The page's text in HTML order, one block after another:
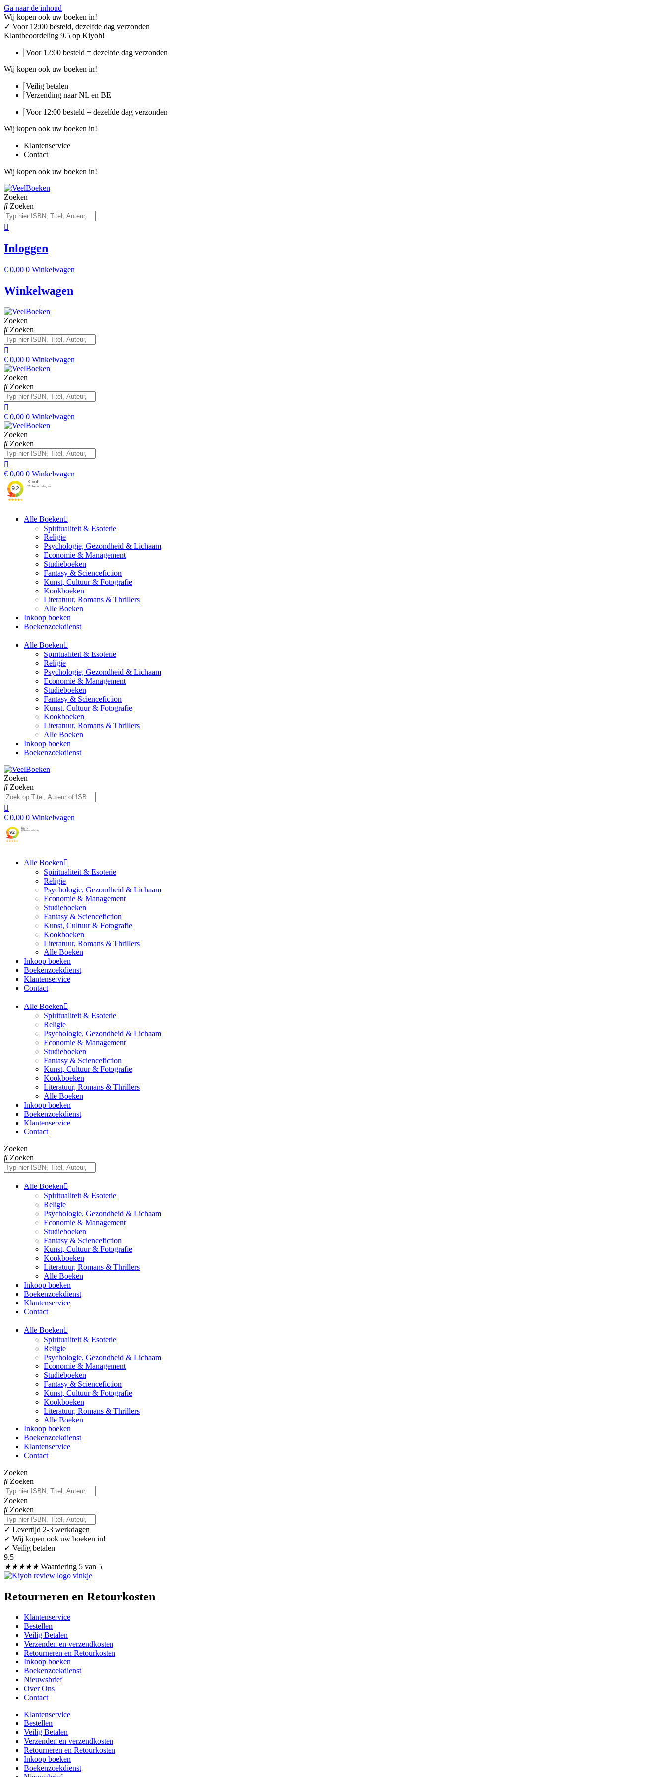
Ga naar de inhoud
Wij kopen ook uw boeken in!
✓ Voor 12:00 besteld, dezelfde dag verzonden
Klantbeoordeling 9.5 op Kiyoh!
Voor 12:00 besteld = dezelfde dag verzonden
Wij kopen ook uw boeken in!
Veilig betalen
Verzending naar NL en BE
Voor 12:00 besteld = dezelfde dag verzonden
Wij kopen ook uw boeken in!
Klantenservice
Contact
Wij kopen ook uw boeken in!
Zoeken
Zoeken
Inloggen
€ 0,00 0 Winkelwagen
Winkelwagen
Zoeken
Zoeken
€ 0,00 0 Winkelwagen
Zoeken
Zoeken
€ 0,00 0 Winkelwagen
Zoeken
Zoeken
€ 0,00 0 Winkelwagen
Alle Boeken
Spiritualiteit & Esoterie
Religie
Psychologie, Gezondheid & Lichaam
Economie & Management
Studieboeken
Fantasy & Sciencefiction
Kunst, Cultuur & Fotografie
Kookboeken
Literatuur, Romans & Thrillers
Alle Boeken
Inkoop boeken
Boekenzoekdienst
Alle Boeken
Spiritualiteit & Esoterie
Religie
Psychologie, Gezondheid & Lichaam
Economie & Management
Studieboeken
Fantasy & Sciencefiction
Kunst, Cultuur & Fotografie
Kookboeken
Literatuur, Romans & Thrillers
Alle Boeken
Inkoop boeken
Boekenzoekdienst
Zoeken
Zoeken
€ 0,00 0 Winkelwagen
Alle Boeken
Spiritualiteit & Esoterie
Religie
Psychologie, Gezondheid & Lichaam
Economie & Management
Studieboeken
Fantasy & Sciencefiction
Kunst, Cultuur & Fotografie
Kookboeken
Literatuur, Romans & Thrillers
Alle Boeken
Inkoop boeken
Boekenzoekdienst
Klantenservice
Contact
Alle Boeken
Spiritualiteit & Esoterie
Religie
Psychologie, Gezondheid & Lichaam
Economie & Management
Studieboeken
Fantasy & Sciencefiction
Kunst, Cultuur & Fotografie
Kookboeken
Literatuur, Romans & Thrillers
Alle Boeken
Inkoop boeken
Boekenzoekdienst
Klantenservice
Contact
Zoeken
Zoeken
Alle Boeken
Spiritualiteit & Esoterie
Religie
Psychologie, Gezondheid & Lichaam
Economie & Management
Studieboeken
Fantasy & Sciencefiction
Kunst, Cultuur & Fotografie
Kookboeken
Literatuur, Romans & Thrillers
Alle Boeken
Inkoop boeken
Boekenzoekdienst
Klantenservice
Contact
Alle Boeken
Spiritualiteit & Esoterie
Religie
Psychologie, Gezondheid & Lichaam
Economie & Management
Studieboeken
Fantasy & Sciencefiction
Kunst, Cultuur & Fotografie
Kookboeken
Literatuur, Romans & Thrillers
Alle Boeken
Inkoop boeken
Boekenzoekdienst
Klantenservice
Contact
Zoeken
Zoeken
Zoeken
Zoeken
✓ Levertijd 2-3 werkdagen
✓ Wij kopen ook uw boeken in!
✓ Veilig betalen
9.5
★★★★★ Waardering 5 van 5
Retourneren en Retourkosten
Klantenservice
Bestellen
Veilig Betalen
Verzenden en verzendkosten
Retourneren en Retourkosten
Inkoop boeken
Boekenzoekdienst
Nieuwsbrief
Over Ons
Contact
Klantenservice
Bestellen
Veilig Betalen
Verzenden en verzendkosten
Retourneren en Retourkosten
Inkoop boeken
Boekenzoekdienst